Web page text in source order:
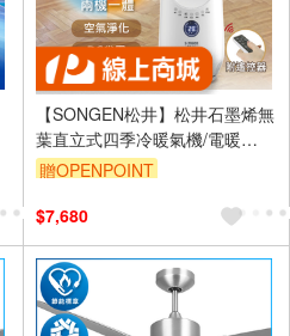
【SONGEN松井】松井石墨烯無
葉直立式四季冷暖氣機/電暖
器/DC扇/循環扇(SG-215ACW )
贈OPENPOINT
$7,680